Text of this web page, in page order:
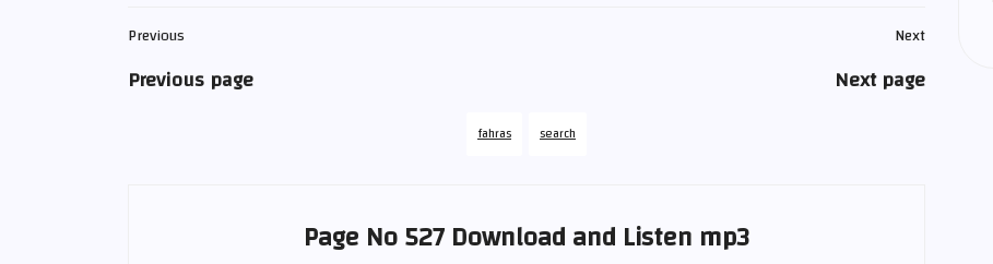
Previous
Previous page
Next
Next page
fahras search
Page No 527 Download and Listen mp3